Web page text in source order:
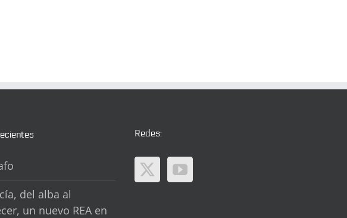
del alba al
un nuevo REA en
Redes: